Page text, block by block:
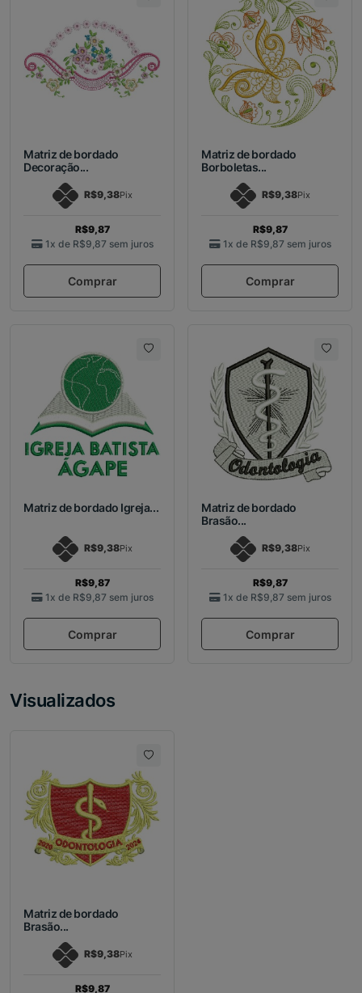
Matriz de bordado
Decoração...
R$9,38Pix
R$9,87
1x de R$9,87 sem juros
Comprar
Matriz de bordado
Borboletas...
R$9,38Pix
R$9,87
1x de R$9,87 sem juros
Comprar
Matriz de bordado Igreja...
R$9,38Pix
R$9,87
1x de R$9,87 sem juros
Comprar
Matriz de bordado
Brasão...
R$9,38Pix
R$9,87
1x de R$9,87 sem juros
Comprar
Visualizados
Matriz de bordado
Brasão...
R$9,38Pix
R$9,87